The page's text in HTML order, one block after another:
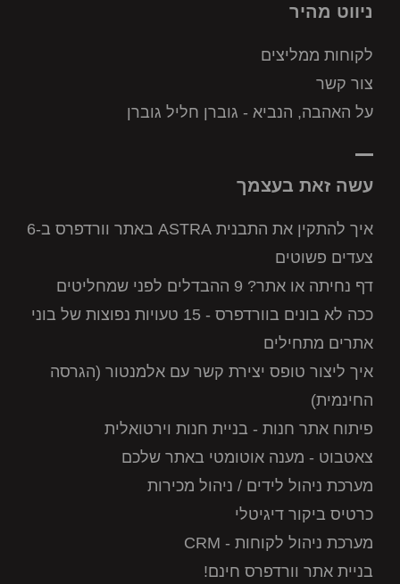
ניווט מהיר
לקוחות ממליצים
צור קשר
על האהבה, הנביא - גוברן חליל גוברן
עשה זאת בעצמך
איך להתקין את התבנית ASTRA באתר וורדפרס ב-6
צעדים פשוטים
דף נחיתה או אתר? 9 ההבדלים לפני שמחליטים
ככה לא בונים בוורדפרס - 15 טעויות נפוצות של בוני
אתרים מתחילים
איך ליצור טופס יצירת קשר עם אלמנטור (הגרסה
החינמית)
פיתוח אתר חנות - בניית חנות וירטואלית
צאטבוט - מענה אוטומטי באתר שלכם
מערכת ניהול לידים / ניהול מכירות
כרטיס ביקור דיגיטלי
מערכת ניהול לקוחות - CRM
בניית אתר וורדפרס חינם!